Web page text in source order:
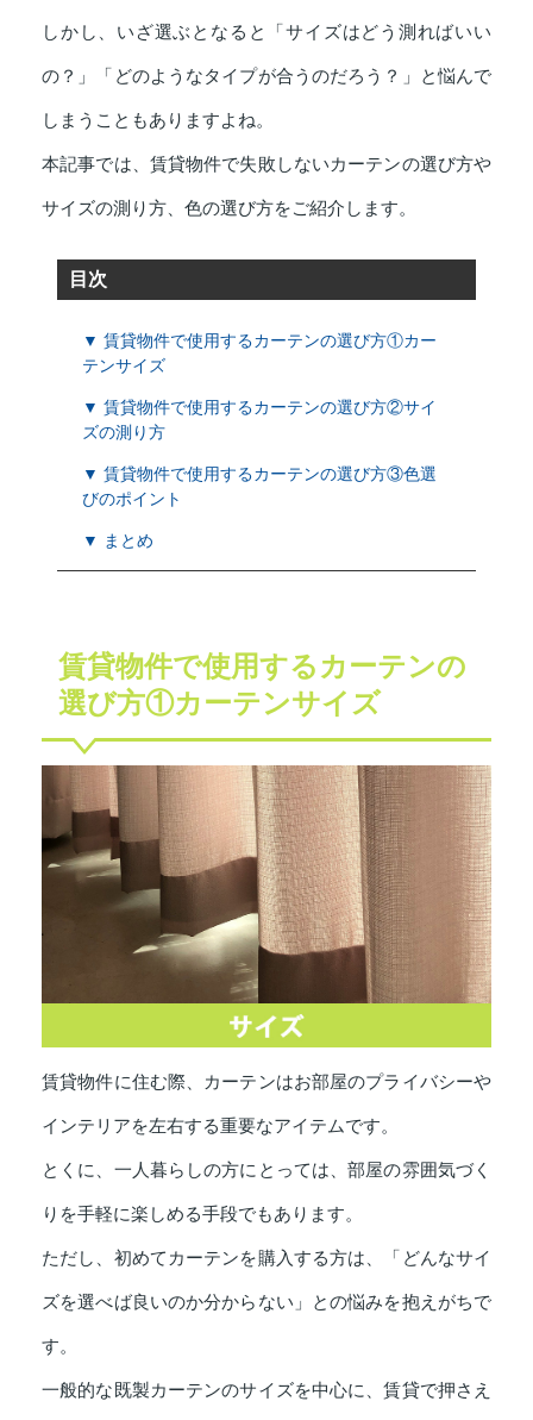
しかし、いざ選ぶとなると「サイズはどう測ればいい
の？」「どのようなタイプが合うのだろう？」と悩んで
しまうこともありますよね。
本記事では、賃貸物件で失敗しないカーテンの選び方や
サイズの測り方、色の選び方をご紹介します。
目次
▼ 賃貸物件で使用するカーテンの選び方①カー
テンサイズ
▼ 賃貸物件で使用するカーテンの選び方②サイ
ズの測り方
▼ 賃貸物件で使用するカーテンの選び方③色選
びのポイント
▼ まとめ
賃貸物件で使用するカーテンの
選び方①カーテンサイズ
賃貸物件に住む際、カーテンはお部屋のプライバシーや
インテリアを左右する重要なアイテムです。
とくに、一人暮らしの方にとっては、部屋の雰囲気づく
りを手軽に楽しめる手段でもあります。
ただし、初めてカーテンを購入する方は、「どんなサイ
ズを選べば良いのか分からない」との悩みを抱えがちで
す。
一般的な既製カーテンのサイズを中心に、賃貸で押さえ